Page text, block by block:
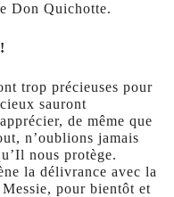
Don Quichotte.
trop précieuses pour
sauront
de même que
n’oublions jamais
nous protège.
la délivrance avec la
pour bientôt et